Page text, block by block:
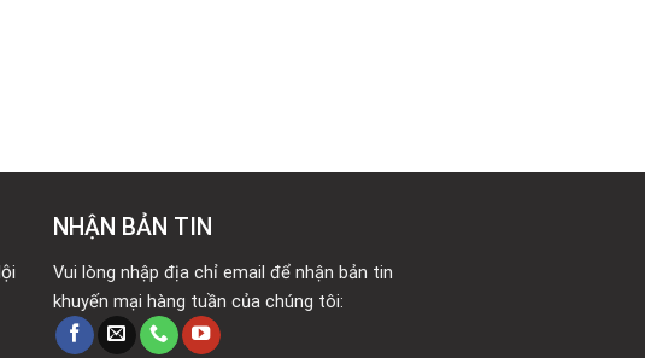
NHẬN BẢN TIN
Vui lòng nhập địa chỉ email để nhận bản tin
khuyến mại hàng tuần của chúng tôi: